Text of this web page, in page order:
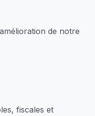
de notre
fiscales et